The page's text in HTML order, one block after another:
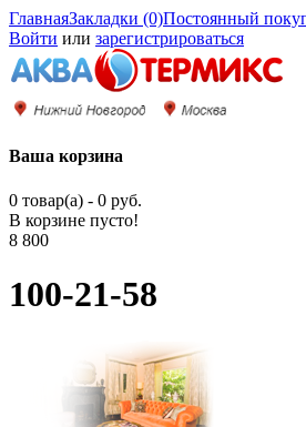
ГлавнаяЗакладки (0)Постоянный
Войти или зарегистрироваться
Ваша корзина
0 товар(а) - 0 руб.
В корзине пусто!
8 800
100-21-58